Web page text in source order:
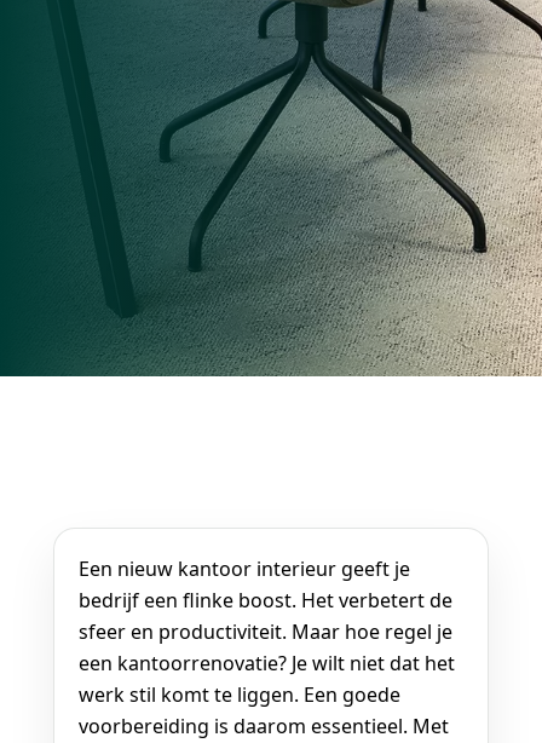
Een nieuw kantoor interieur geeft je
bedrijf een flinke boost. Het verbetert de
sfeer en productiviteit. Maar hoe regel je
een kantoorrenovatie? Je wilt niet dat het
werk stil komt te liggen. Een goede
voorbereiding is daarom essentieel. Met